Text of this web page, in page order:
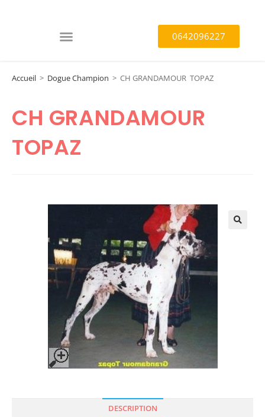
0642096227
Accueil > Dogue Champion > CH GRANDAMOUR TOPAZ
CH GRANDAMOUR
TOPAZ
DESCRIPTION